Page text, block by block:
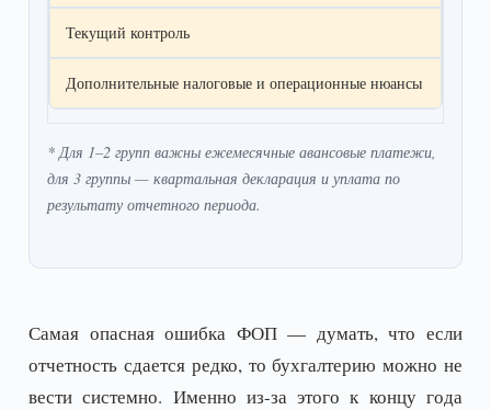
Текущий контроль
Дополнительные налоговые и операционные нюансы
* Для 1–2 групп важны ежемесячные авансовые платежи,
для 3 группы — квартальная декларация и уплата по
результату отчетного периода.
Самая опасная ошибка ФОП — думать, что если
отчетность сдается редко, то бухгалтерию можно не
вести системно. Именно из-за этого к концу года